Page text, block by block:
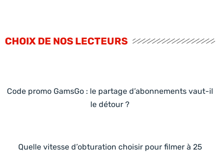
CHOIX DE NOS LECTEURS
Code promo GamsGo : le partage d’abonnements vaut-il
le détour ?
Quelle vitesse d’obturation choisir pour filmer à 25